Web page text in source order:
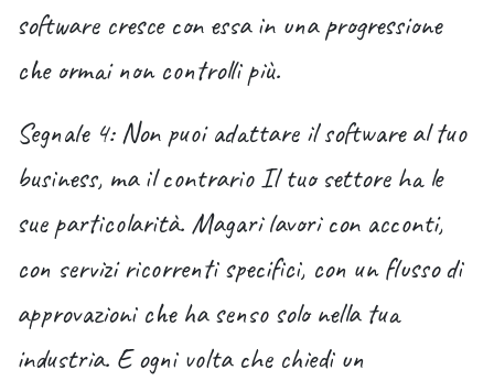
software cresce con essa in una progressione
che ormai non controlli più.
Segnale 4: Non puoi adattare il software al tuo
business, ma il contrarioIl tuo settore ha le
sue particolarità. Magari lavori con acconti,
con servizi ricorrenti specifici, con un flusso di
approvazioni che ha senso solo nella tua
industria. E ogni volta che chiedi un